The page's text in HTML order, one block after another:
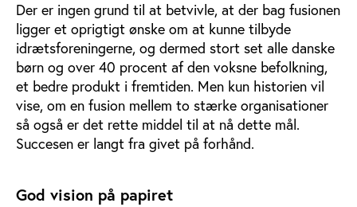
Der er ingen grund til at betvivle, at der bag fusionen
ligger et oprigtigt ønske om at kunne tilbyde
idrætsforeningerne, og dermed stort set alle danske
børn og over 40 procent af den voksne befolkning,
et bedre produkt i fremtiden. Men kun historien vil
vise, om en fusion mellem to stærke organisationer
så også er det rette middel til at nå dette mål.
Succesen er langt fra givet på forhånd.
God vision på papiret